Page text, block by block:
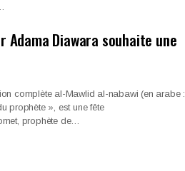
Adama Diawara souhaite une
prophète de…